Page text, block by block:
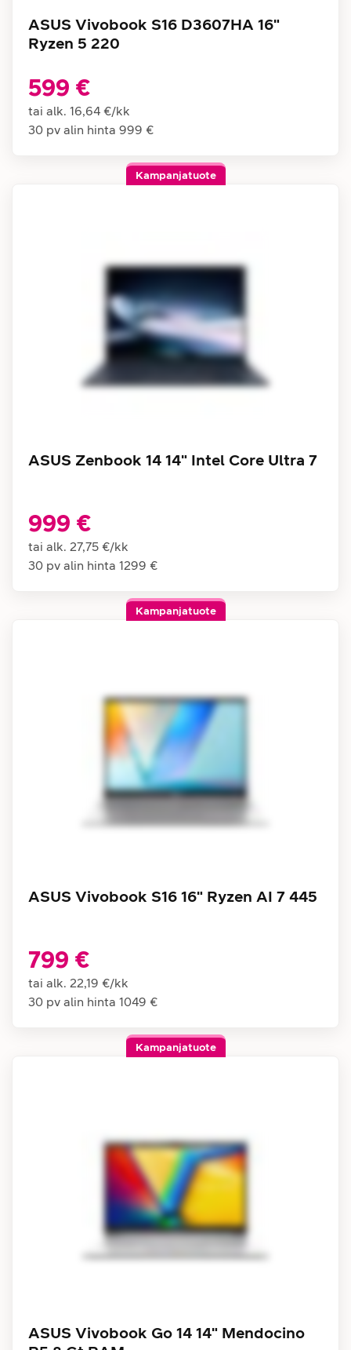
ASUS Vivobook S16 D3607HA 16"
Ryzen 5 220
599 €
tai alk. 16,64 €/kk
30 pv alin hinta 999 €
Kampanjatuote
ASUS Zenbook 14 14" Intel Core Ultra 7
999 €
tai alk. 27,75 €/kk
30 pv alin hinta 1299 €
Kampanjatuote
ASUS Vivobook S16 16" Ryzen AI 7 445
799 €
tai alk. 22,19 €/kk
30 pv alin hinta 1049 €
Kampanjatuote
ASUS Vivobook Go 14 14" Mendocino